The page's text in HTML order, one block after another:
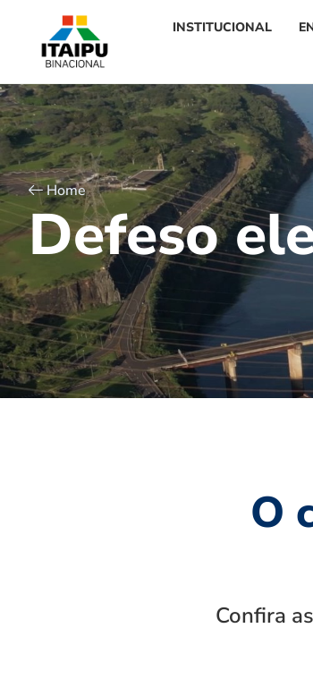
INSTITUCIONAL
Home
Defeso el
O
Confira